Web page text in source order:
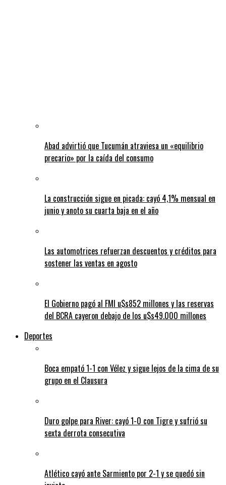
Abad advirtió que Tucumán atraviesa un «equilibrio
precario» por la caída del consumo
La construcción sigue en picada: cayó 4,1% mensual en
junio y anoto su cuarta baja en el año
Las automotrices refuerzan descuentos y créditos para
sostener las ventas en agosto
El Gobierno pagó al FMI u$s852 millones y las reservas
del BCRA cayeron debajo de los u$s49.000 millones
Deportes
Boca empató 1-1 con Vélez y sigue lejos de la cima de su
grupo en el Clausura
Duro golpe para River: cayó 1-0 con Tigre y sufrió su
sexta derrota consecutiva
Atlético cayó ante Sarmiento por 2-1 y se quedó sin